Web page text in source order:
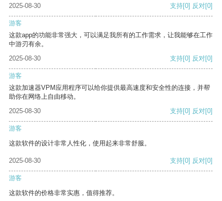
2025-08-30
支持[0] 反对[0]
游客
这款app的功能非常强大，可以满足我所有的工作需求，让我能够在工作
中游刃有余。
2025-08-30
支持[0] 反对[0]
游客
这款加速器VPM应用程序可以给你提供最高速度和安全性的连接，并帮
助你在网络上自由移动。
2025-08-30
支持[0] 反对[0]
游客
这款软件的设计非常人性化，使用起来非常舒服。
2025-08-30 支持[0] 反对[0]
游客
这款软件的价格非常实惠，值得推荐。